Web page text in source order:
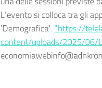
L’evento si colloca tra gli
‘Demografica’. "https://
content/uploads/2025/06/